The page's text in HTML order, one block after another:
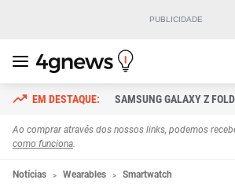
SAMSUNG GALAXY Z
Ao comprar através dos nossos links, podemos
como funciona.
Notícias Wearables Smartwatch